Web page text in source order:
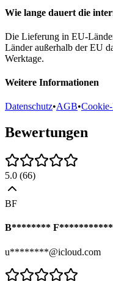
Wie lange dauert die
Die Lieferung in EU-
Länder außerhalb der EU
Werktage.
Weitere Informationen
Datenschutz•AGB•
Bewertungen
5.0 (66)
BF
B******** F***********
u********@icloud.com